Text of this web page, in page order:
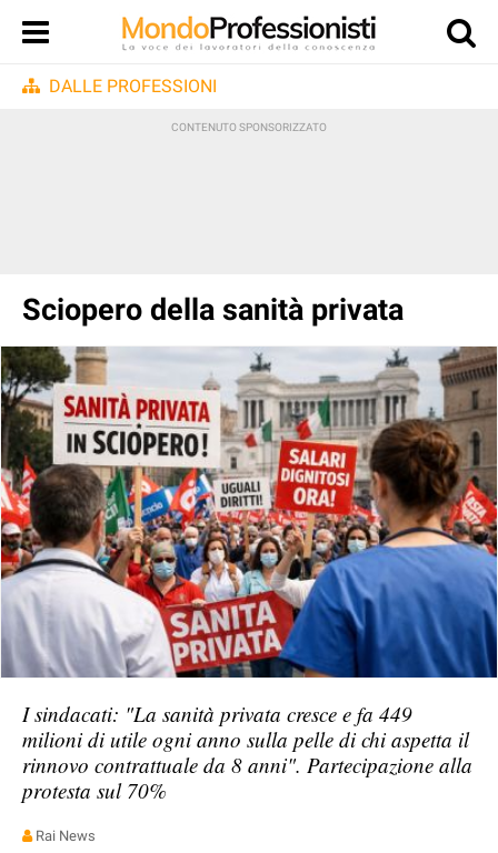
DALLE PROFESSIONI
Sciopero della sanità privata
I sindacati: "La sanità privata cresce e fa 449
milioni di utile ogni anno sulla pelle di chi aspetta il
rinnovo contrattuale da 8 anni". Partecipazione alla
protesta sul 70%
Rai News